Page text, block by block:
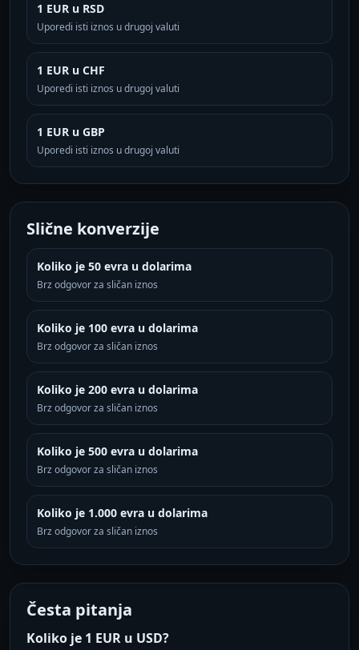
1 EUR u RSD
Uporedi isti iznos u drugoj valuti
1 EUR u CHF
Uporedi isti iznos u drugoj valuti
1 EUR u GBP
Uporedi isti iznos u drugoj valuti
Slične konverzije
Koliko je 50 evra u dolarima
Brz odgovor za sličan iznos
Koliko je 100 evra u dolarima
Brz odgovor za sličan iznos
Koliko je 200 evra u dolarima
Brz odgovor za sličan iznos
Koliko je 500 evra u dolarima
Brz odgovor za sličan iznos
Koliko je 1.000 evra u dolarima
Brz odgovor za sličan iznos
Česta pitanja
Koliko je 1 EUR u USD?